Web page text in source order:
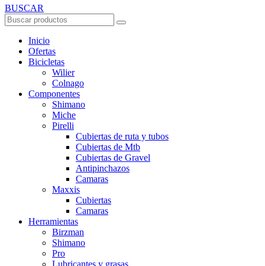
BUSCAR
Inicio
Ofertas
Bicicletas
Wilier
Colnago
Componentes
Shimano
Miche
Pirelli
Cubiertas de ruta y tubos
Cubiertas de Mtb
Cubiertas de Gravel
Antipinchazos
Camaras
Maxxis
Cubiertas
Camaras
Herramientas
Birzman
Shimano
Pro
Lubricantes y grasas